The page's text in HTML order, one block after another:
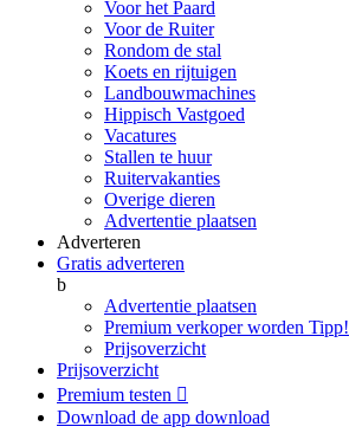
Voor het Paard
Voor de Ruiter
Rondom de stal
Koets en rijtuigen
Landbouwmachines
Hippisch Vastgoed
Vacatures
Stallen te huur
Ruitervakanties
Overige dieren
Advertentie plaatsen
Adverteren
Gratis adverteren
b
Advertentie plaatsen
Premium verkoper worden Tipp!
Prijsoverzicht
Prijsoverzicht
Premium testen 
Download de app download